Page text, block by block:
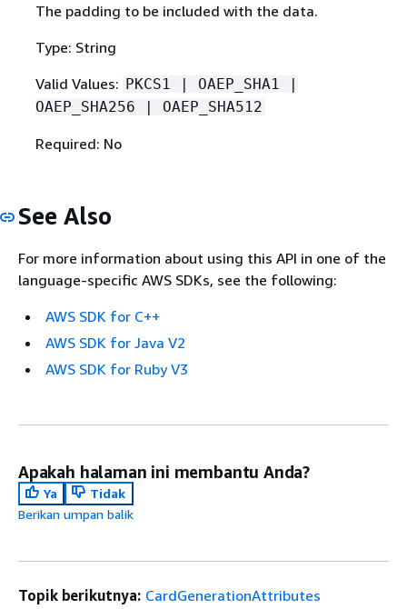
The padding to be included with the data.
Type: String
Valid Values: PKCS1 | OAEP_SHA1 |
OAEP_SHA256 | OAEP_SHA512
Required: No
See Also
For more information about using this API in one of the
language-specific AWS SDKs, see the following:
AWS SDK for C++
AWS SDK for Java V2
AWS SDK for Ruby V3
Apakah halaman ini membantu Anda?
Ya
Tidak
Berikan umpan balik
Topik berikutnya: CardGenerationAttributes